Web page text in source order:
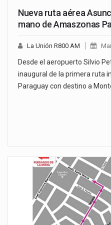
Nueva ruta aérea
mano de Amaszonas
La Unión R800 AM
Desde el aeropuerto Silvio
inaugural de la primera ruta
Paraguay con destino a